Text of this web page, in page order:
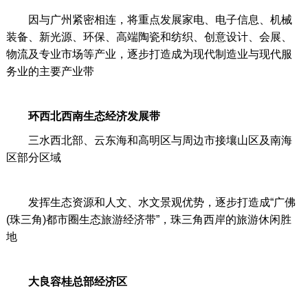
因与广州紧密相连，将重点发展家电、电子信息、机械
装备、新光源、环保、高端陶瓷和纺织、创意设计、会展、
物流及专业市场等产业，逐步打造成为现代制造业与现代服
务业的主要产业带
环西北西南生态经济发展带
三水西北部、云东海和高明区与周边市接壤山区及南海
区部分区域
发挥生态资源和人文、水文景观优势，逐步打造成“广佛
(珠三角)都市圈生态旅游经济带”，珠三角西岸的旅游休闲胜
地
大良容桂总部经济区